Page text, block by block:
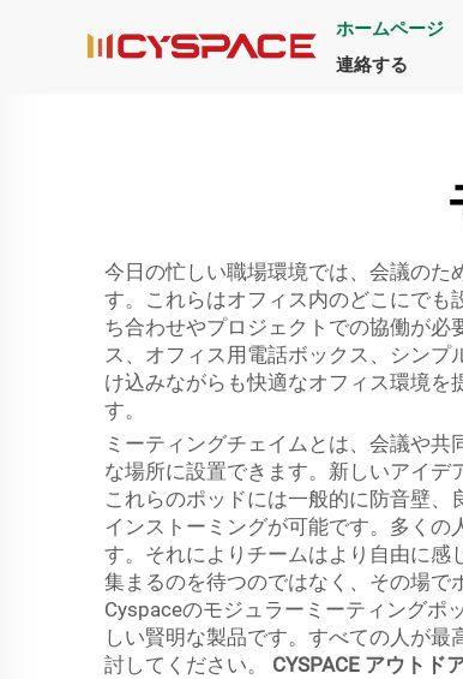
ホームページ
連絡する
今日の忙しい職場環境では、会議の
す。これらはオフィス内のどこにで
ち合わせやプロジェクトでの協働が
ス、オフィス用電話ボックス、シンプ
け込みながらも快適なオフィス環境を
す。
ミーティングチェイムとは、会議や
な場所に設置できます。新しいアイデ
これらのポッドには一般的に防音壁
インストーミングが可能です。多く
す。それによりチームはより自由に感
集まるのを待つのではなく、その場で
Cyspaceのモジュラーミーティングポ
しい賢明な製品です。すべての人が
討してください。 CYSPACE アウトド